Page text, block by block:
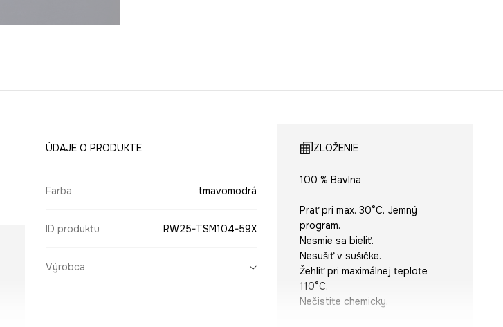
ÚDAJE O PRODUKTE
Farba tmavomodrá
ID produktu RW25-TSM104-59X
Výrobca
ZLOŽENIE
100 % Bavlna
Prať pri max. 30°C. Jemný
program.
Nesmie sa bieliť.
Nesušiť v sušičke.
Žehliť pri maximálnej teplote
110°C.
Nečistite chemicky.